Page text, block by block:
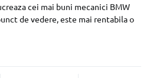
cei mai buni mecanici BMW
de vedere, este mai rentabila o